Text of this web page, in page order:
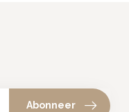
Abonneer